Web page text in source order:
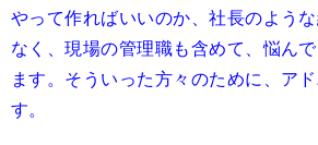
やって作ればいいのか、社長のよう
なく、現場の管理職も含めて、悩ん
ます。そういった方々のために、ア
す。